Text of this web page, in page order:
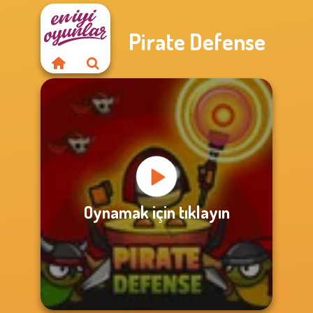
Pirate Defense
Oynamak için tıklayın